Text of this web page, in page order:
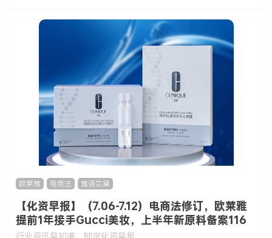
欧莱雅 电商法 雅诗兰黛
【化资早报】（7.06-7.12）电商法修订，欧莱雅
提前1年接手Gucci美妆，上半年新原料备案116
款……